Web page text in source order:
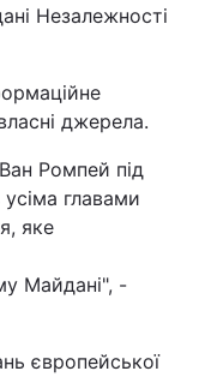
Незалежності
джерела.
Ромпей під
главами
яке
Майдані", -
європейської